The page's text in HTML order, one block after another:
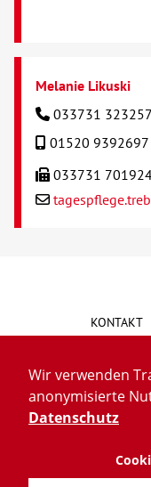
Wir verwenden
anonymisierte
Datenschutz
Melanie Likuski
033731 323257
01520 9392697
033731
KONTAKT
IMPRESSUM